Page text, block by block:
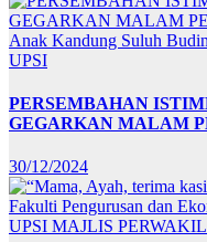
Anak Kandung Suluh
UPSI
PERSEMBAHAN
GEGARKAN MALAM
30/12/2024
Fakulti Pengurusan dan
UPSI MAJLIS